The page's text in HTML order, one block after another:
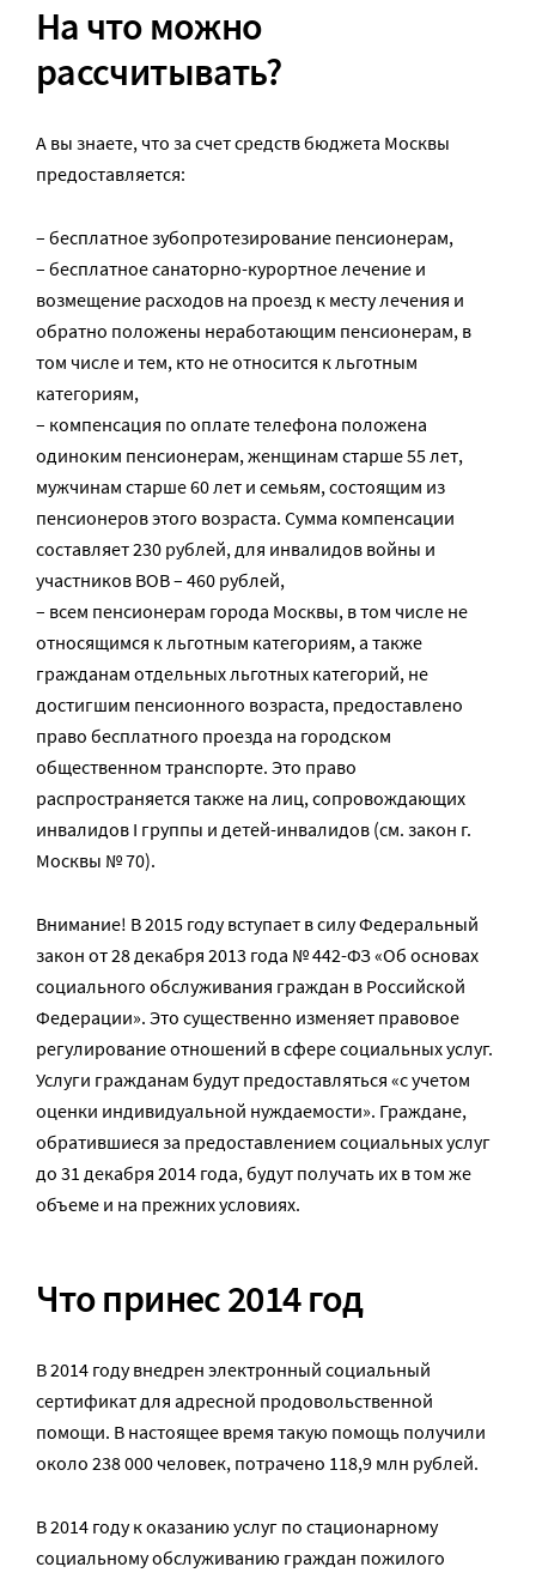
На что можно
рассчитывать?
А вы знаете, что за счет средств бюджета Москвы
предоставляется:
– бесплатное зубопротезирование пенсионерам,
– бесплатное санаторно-курортное лечение и
возмещение расходов на проезд к месту лечения и
обратно положены неработающим пенсионерам, в
том числе и тем, кто не относится к льготным
категориям,
– компенсация по оплате телефона положена
одиноким пенсионерам, женщинам старше 55 лет,
мужчинам старше 60 лет и семьям, состоящим из
пенсионеров этого возраста. Сумма компенсации
составляет 230 рублей, для инвалидов войны и
участников ВОВ – 460 рублей,
– всем пенсионерам города Москвы, в том числе не
относящимся к льготным категориям, а также
гражданам отдельных льготных категорий, не
достигшим пенсионного возраста, предоставлено
право бесплатного проезда на городском
общественном транспорте. Это право
распространяется также на лиц, сопровождающих
инвалидов I группы и детей-инвалидов (см. закон г.
Москвы № 70).
Внимание! В 2015 году вступает в силу Федеральный
закон от 28 декабря 2013 года № 442-ФЗ «Об основах
социального обслуживания граждан в Российской
Федерации». Это существенно изменяет правовое
регулирование отношений в сфере социальных услуг.
Услуги гражданам будут предоставляться «с учетом
оценки индивидуальной нуждаемости». Граждане,
обратившиеся за предоставлением социальных услуг
до 31 декабря 2014 года, будут получать их в том же
объеме и на прежних условиях.
Что принес 2014 год
В 2014 году внедрен электронный социальный
сертификат для адресной продовольственной
помощи. В настоящее время такую помощь получили
около 238 000 человек, потрачено 118,9 млн рублей.
В 2014 году к оказанию услуг по стационарному
социальному обслуживанию граждан пожилого